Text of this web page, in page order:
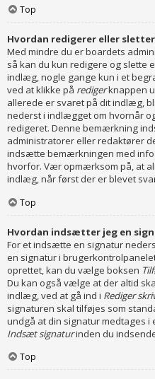
Top
Hvordan redigerer eller
Med mindre du er boardets
så kan du kun redigere og slette
indlæg, nogle gange kun i et
ved at klikke på redigerknappen
allerede er svaret på dit indlæg,
nederst i indlægget om hvornår
redigeret. Denne bemærkning
administratorer eller redaktører
indsætte bemærkningen med
hvorfor. Vær opmærksom på, at
indlæg, når først der er blevet
Top
Hvordan indsætter jeg en
For et indsætte en signatur
en signatur i
oprettet, kan du vælge boksen
Du kan også vælge at der altid
indlæg, ved at gå ind i Rediger
signaturen skal tilføjes som
undgå at din signatur medtages
Indsæt signaturinden du
Top